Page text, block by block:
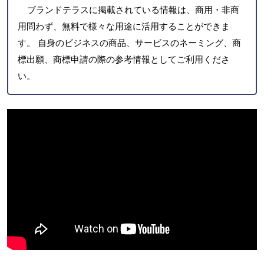
ブランドテラスに掲載されている情報は、商用・非商
用問わず、無料で様々な用途に活用することができま
す。 自身のビジネスの商品、サービスのネーミング、商
標出願、商標申請の際の参考情報としてご利用くださ
い。